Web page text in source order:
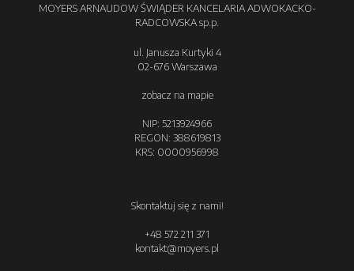
MOYERS ARNAUDOW ŚWIĄDER KANCELARIA ADWOKACKO-
RADCOWSKA sp.p.
ul. Janusza Kurtyki 4
02-676 Warszawa
zobacz na mapie
NIP: 5213924966
REGON: 388619813
KRS: 0000956998
Skontaktuj się z nami!
+48 572 211 371
kontakt@moyers.pl